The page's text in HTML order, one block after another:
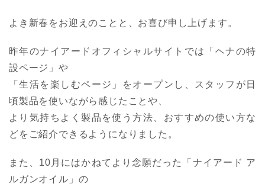
よき新春をお迎えのことと、お喜び申し上げます。
昨年のナイアードオフィシャルサイトでは「ヘナの特
設ページ」や
「生活を楽しむページ」をオープンし、スタッフが日
頃製品を使いながら感じたことや、
より気持ちよく製品を使う方法、おすすめの使い方な
どをご紹介できるようになりました。
また、10月にはかねてより念願だった「ナイアード ア
ルガンオイル」の